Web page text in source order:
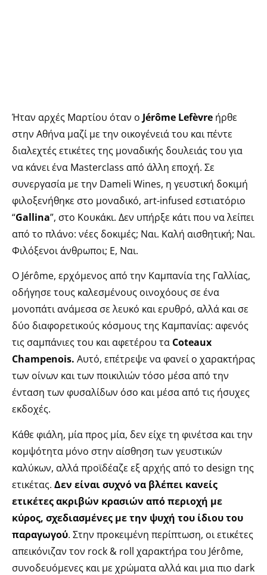
Ήταν αρχές Μαρτίου όταν ο Jérôme Lefèvre ήρθε
στην Αθήνα μαζί με την οικογένειά του και πέντε
διαλεχτές ετικέτες της μοναδικής δουλειάς του για
να κάνει ένα Masterclass από άλλη εποχή. Σε
συνεργασία με την Dameli Wines, η γευστική δοκιμή
φιλοξενήθηκε στο μοναδικό, art-infused εστιατόριο
“Gallina”, στο Κουκάκι. Δεν υπήρξε κάτι που να λείπει
από το πλάνο: νέες δοκιμές; Ναι. Καλή αισθητική; Ναι.
Φιλόξενοι άνθρωποι; Ε, Ναι.
Ο Jérôme, ερχόμενος από την Καμπανία της Γαλλίας,
οδήγησε τους καλεσμένους οινοχόους σε ένα
μονοπάτι ανάμεσα σε λευκό και ερυθρό, αλλά και σε
δύο διαφορετικούς κόσμους της Καμπανίας: αφενός
τις σαμπάνιες του και αφετέρου τα Coteaux
Champenois. Αυτό, επέτρεψε να φανεί ο χαρακτήρας
των οίνων και των ποικιλιών τόσο μέσα από την
ένταση των φυσαλίδων όσο και μέσα από τις ήσυχες
εκδοχές.
Κάθε φιάλη, μία προς μία, δεν είχε τη φινέτσα και την
κομψότητα μόνο στην αίσθηση των γευστικών
καλύκων, αλλά προϊδέαζε εξ αρχής από το design της
ετικέτας. Δεν είναι συχνό να βλέπει κανείς
ετικέτες ακριβών κρασιών από περιοχή με
κύρος, σχεδιασμένες με την ψυχή του ίδιου του
παραγωγού. Στην προκειμένη περίπτωση, οι ετικέτες
απεικόνιζαν τον rock & roll χαρακτήρα του Jérôme,
συνοδευόμενες και με χρώματα αλλά και μια πιο dark